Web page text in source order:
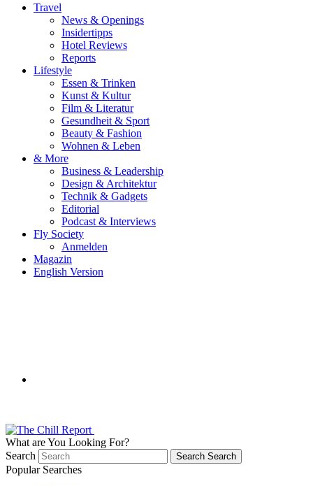
Travel
News & Openings
Insidertipps
Hotel Reviews
Reports
Lifestyle
Essen & Trinken
Kunst & Kultur
Film & Literatur
Gesundheit & Sport
Beauty & Fashion
Wohnen & Leben
& More
Business & Leadership
Design & Architektur
Technik & Gadgets
Editorial
Podcast & Interviews
Fly Society
Anmelden
Magazin
English Version
What are You Looking For?
Search
Search Search
Popular Searches